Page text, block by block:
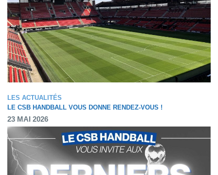
LES ACTUALITÉS
LE CSB HANDBALL VOUS DONNE RENDEZ-VOUS !
23 MAI 2026